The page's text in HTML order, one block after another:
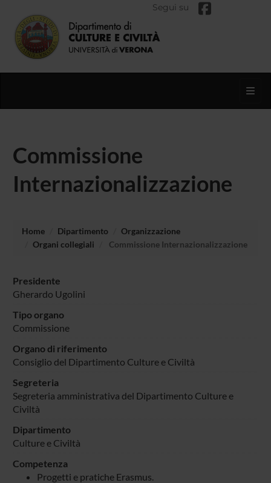
Segui su
Commissione
Internazionalizzazione
Home Dipartimento
Organizzazione
Organi collegiali
Commissione Internazionalizzazione
Presidente
Gherardo Ugolini
Tipo organo
Commissione
Organo di riferimento
Consiglio del Dipartimento Culture e Civiltà
Segreteria
Segreteria amministrativa del Dipartimento Culture e
Civiltà
Dipartimento
Culture e Civiltà
Competenza
Progetti e pratiche Erasmus.